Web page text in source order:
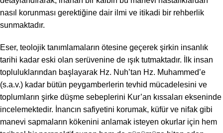
nasıl korunması gerektiğine dair ilmi ve itikadi bir rehberlik
sunmaktadır.
Eser, teolojik tanımlamaların ötesine geçerek şirkin insanlık
tarihi kadar eski olan serüvenine de ışık tutmaktadır. İlk insan
topluluklarından başlayarak Hz. Nuh’tan Hz. Muhammed’e
(s.a.v.) kadar bütün peygamberlerin tevhid mücadelesini ve
toplumların şirke düşme sebeplerini Kur’an kıssaları ekseninde
incelemektedir. İnancın safiyetini korumak, küfür ve nifak gibi
manevi sapmaların kökenini anlamak isteyen okurlar için hem